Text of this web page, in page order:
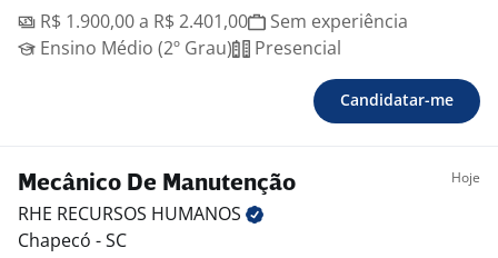
R$ 1.900,00 a R$ 2.401,00
Sem experiência
Ensino Médio (2º Grau)
Presencial
Candidatar-me
Mecânico De Manutenção Hoje
RHE RECURSOS HUMANOS
Chapecó - SC